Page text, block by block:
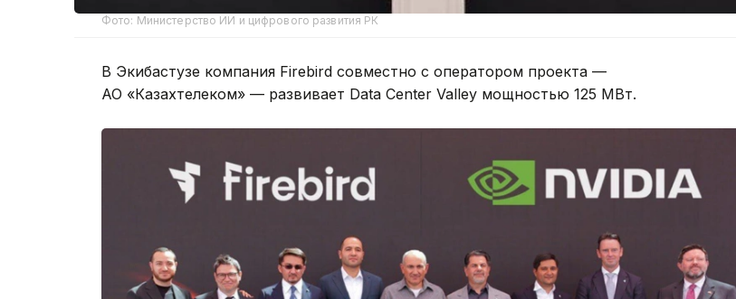
Фото: Министерство ИИ и цифрового развития РК
В Экибастузе компания Firebird совместно с оператором проекта —
АО «Казахтелеком» — развивает Data Center Valley мощностью 125 МВт.